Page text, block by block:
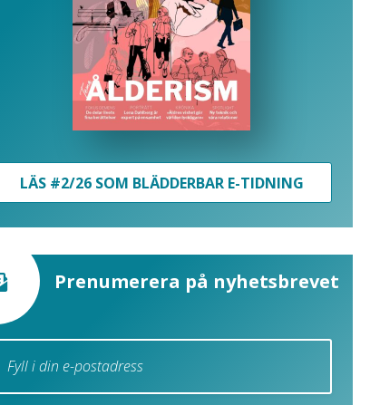
LÄS #2/26 SOM BLÄDDERBAR E-TIDNING
Prenumerera på nyhetsbrevet